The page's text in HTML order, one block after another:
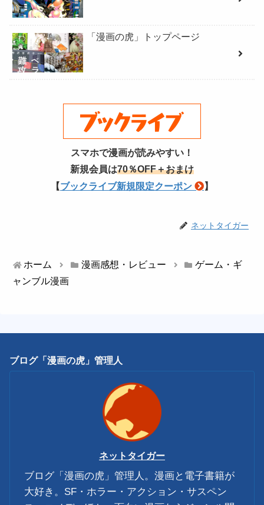
「漫画の虎」トップページ
スマホで漫画が読みやすい！
新規会員は70％OFF＋おまけ
【ブックライブ新規限定クーポン 】
ネットタイガー
ホーム 漫画感想・レビュー
ゲーム・ギ
ャンブル漫画
ブログ「漫画の虎」管理人
ネットタイガー
ブログ「漫画の虎」管理人。漫画と電子書籍が
大好き。SF・ホラー・アクション・サスペン